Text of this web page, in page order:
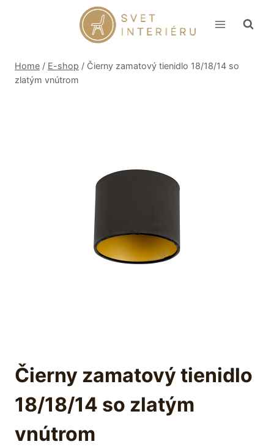
Home / E-shop / Čierny zamatový tienidlo 18/18/14 so
zlatým vnútrom
Čierny zamatový tienidlo
18/18/14 so zlatým
vnútrom